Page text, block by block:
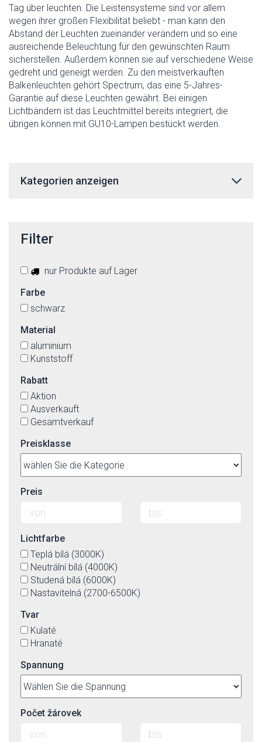
Tag über leuchten. Die Leistensysteme sind vor allem
wegen ihrer großen Flexibilität beliebt - man kann den
Abstand der Leuchten zueinander verändern und so eine
ausreichende Beleuchtung für den gewünschten Raum
sicherstellen. Außerdem können sie auf verschiedene Weise
gedreht und geneigt werden. Zu den meistverkauften
Balkenleuchten gehört Spectrum, das eine 5-Jahres-
Garantie auf diese Leuchten gewährt. Bei einigen
Lichtbändern ist das Leuchtmittel bereits integriert, die
übrigen können mit GU10-Lampen bestückt werden.
Kategorien anzeigen
Filter
nur Produkte auf Lager
Farbe
schwarz
Material
aluminium
Kunststoff
Rabatt
Aktion
Ausverkauft
Gesamtverkauf
Preisklasse
Preis
Lichtfarbe
Teplá bílá (3000K)
Neutrální bílá (4000K)
Studená bílá (6000K)
Nastavitelná (2700-6500K)
Tvar
Kulaté
Hranaté
Spannung
Počet žárovek